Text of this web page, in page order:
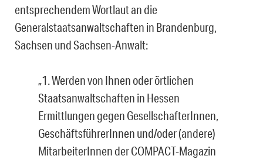
entsprechendem Wortlaut an die
Generalstaatsanwaltschaften in Brandenburg,
Sachsen und Sachsen-Anwalt:
„1. Werden von Ihnen oder örtlichen
Staatsanwaltschaften in Hessen
Ermittlungen gegen GesellschafterInnen,
GeschäftsführerInnen und/oder (andere)
MitarbeiterInnen der COMPACT-Magazin